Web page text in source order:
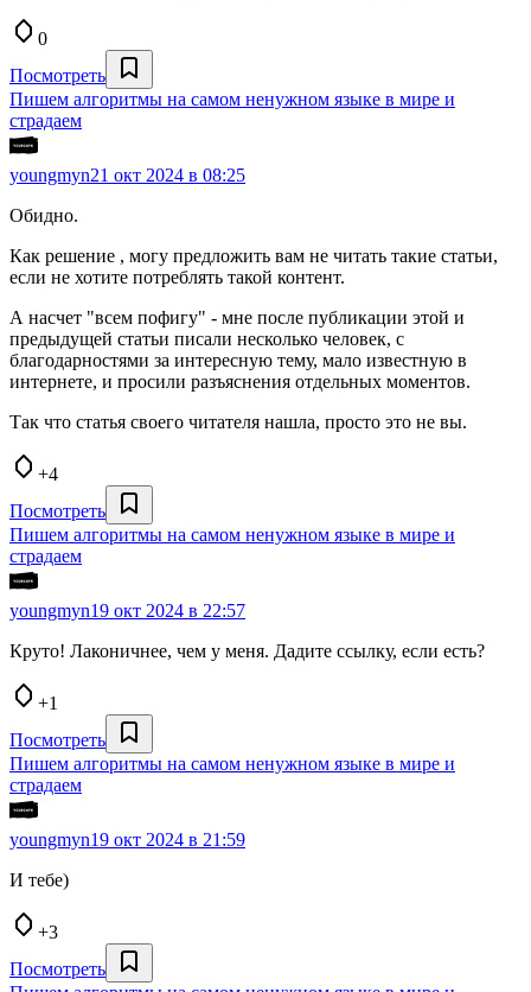
0
Посмотреть
Пишем алгоритмы на самом ненужном языке в мире и
страдаем
youngmyn21 окт 2024 в 08:25
Обидно.
Как решение , могу предложить вам не читать такие статьи,
если не хотите потреблять такой контент.
А насчет "всем пофигу" - мне после публикации этой и
предыдущей статьи писали несколько человек, с
благодарностями за интересную тему, мало известную в
интернете, и просили разъяснения отдельных моментов.
Так что статья своего читателя нашла, просто это не вы.
+4
Посмотреть
Пишем алгоритмы на самом ненужном языке в мире и
страдаем
youngmyn19 окт 2024 в 22:57
Круто! Лаконичнее, чем у меня. Дадите ссылку, если есть?
+1
Посмотреть
Пишем алгоритмы на самом ненужном языке в мире и
страдаем
youngmyn19 окт 2024 в 21:59
И тебе)
+3
Посмотреть